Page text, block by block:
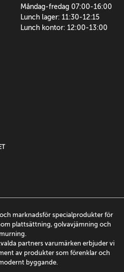
Måndag-fredag 07:00-16:00
Lunch lager: 11:30-12:15
Lunch kontor: 12:00-13:00
marknadsför specialprodukter för
plattsättning, golvavjämning och
murning.
partners varumärken erbjuder vi
av produkter som förenklar och
byggande.